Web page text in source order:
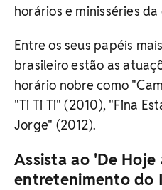
horários e minisséries da
Entre os seus papéis
brasileiro estão as
horário nobre como
"Ti Ti Ti" (2010), "Fina
Jorge" (2012).
Assista ao 'De
entretenimento do